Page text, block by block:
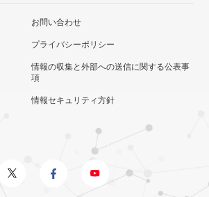
お問い合わせ
プライバシーポリシー
情報の収集と外部への送信に関する公表事
項
情報セキュリティ方針